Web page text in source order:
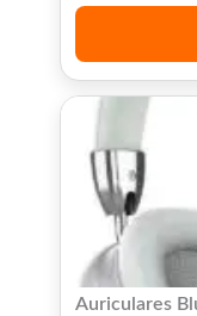
Auriculares